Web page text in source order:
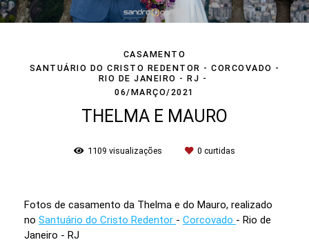
CASAMENTO
SANTUÁRIO DO CRISTO REDENTOR - CORCOVADO -
RIO DE JANEIRO - RJ
06/MARÇO/2021
THELMA E MAURO
1109 visualizações 0 curtidas
Fotos de casamento da Thelma e do Mauro, realizado
no Santuário do Cristo Redentor - Corcovado - Rio de
Janeiro - RJ